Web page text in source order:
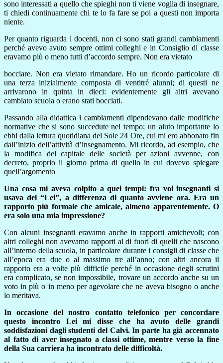
sono interessati a quello che spieghi non ti viene voglia di insegnare,
ti chiedi continuamente chi te lo fa fare se poi a questi non importa
niente.
Per quanto riguarda i docenti, non ci sono stati grandi cambiamenti
perché avevo avuto sempre ottimi colleghi e in Consiglio di classe
eravamo più o meno tutti d’accordo sempre. Non era vietato
bocciare. Non era vietato rimandare. Ho un ricordo particolare di
una terza inizialmente composta di ventitré alunni; di questi ne
arrivarono in quinta in dieci: evidentemente gli altri avevano
cambiato scuola o erano stati bocciati.
Passando alla didattica i cambiamenti dipendevano dalle modifiche
normative che si sono succedute nel tempo; un aiuto importante lo
ebbi dalla lettura quotidiana del Sole 24 Ore, cui mi ero abbonato fin
dall’inizio dell’attività d’insegnamento. Mi ricordo, ad esempio, che
la modifica del capitale delle società per azioni avvenne, con
decreto, proprio il giorno prima di quello in cui dovevo spiegare
quell’argomento
Una cosa mi aveva colpito a quei tempi: fra voi insegnanti si
usava del “Lei”, a differenza di quanto avviene ora. Era un
rapporto più formale che amicale, almeno apparentemente. O
era solo una mia impressione?
Con alcuni insegnanti eravamo anche in rapporti amichevoli; con
altri colleghi non avevamo rapporti al di fuori di quelli che nascono
all’interno della scuola, in particolare durante i consigli di classe che
all’epoca era due o al massimo tre all’anno; con altri ancora il
rapporto era a volte più difficile perché in occasione degli scrutini
era complicato, se non impossibile, trovare un accordo anche su un
voto in più o in meno per agevolare che ne aveva bisogno o anche
lo meritava.
In occasione del nostro contatto telefonico per concordare
questo incontro Lei mi disse che ha avuto delle grandi
soddisfazioni dagli studenti del Calvi. In parte ha già accennato
al fatto di aver insegnato a classi ottime, mentre verso la fine
della Sua carriera ha incontrato delle difficoltà.